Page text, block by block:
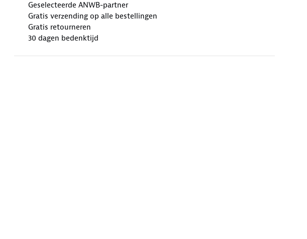
Geselecteerde ANWB-partner
Gratis verzending op alle bestellingen
Gratis retourneren
30 dagen bedenktijd